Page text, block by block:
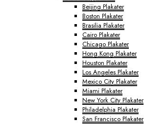
Beijing Plakater
Boston Plakater
Brasilia Plakater
Cairo Plakater
Chicago Plakater
Hong Kong Plakater
Houston Plakater
Los Angeles Plakater
Mexico City Plakater
Miami Plakater
New York City Plakater
Philadelphia Plakater
San Francisco Plakater